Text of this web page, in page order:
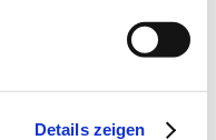
Details zeigen